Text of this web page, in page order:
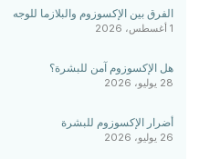
الفرق بين الإكسوزوم والبلازما للوجه
1 أغسطس، 2026
هل الإكسوزوم آمن للبشرة؟
28 يوليو، 2026
أضرار الإكسوزوم للبشرة
26 يوليو، 2026